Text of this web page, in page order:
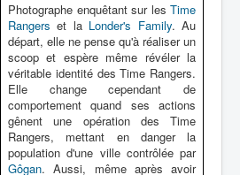
Photographe enquêtant sur les Time
Rangers et la Londer's Family. Au
départ, elle ne pense qu'à réaliser un
scoop et espère même révéler la
véritable identité des Time Rangers.
Elle change cependant de
comportement quand ses actions
gênent une opération des Time
Rangers, mettant en danger la
population d'une ville contrôlée par
Gôgan. Aussi, même après avoir